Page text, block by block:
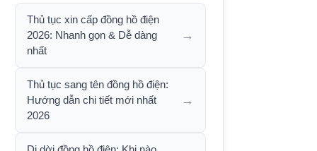
Thủ tục xin cấp đồng hồ điện
2026: Nhanh gọn & Dễ dàng
nhất
→
Thủ tục sang tên đồng hồ điện:
Hướng dẫn chi tiết mới nhất
2026
→